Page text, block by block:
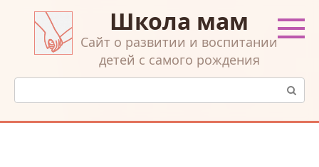
контенту
Школа мам
Cайт о развитии и воспитании
детей с самого рождения
Поиск: